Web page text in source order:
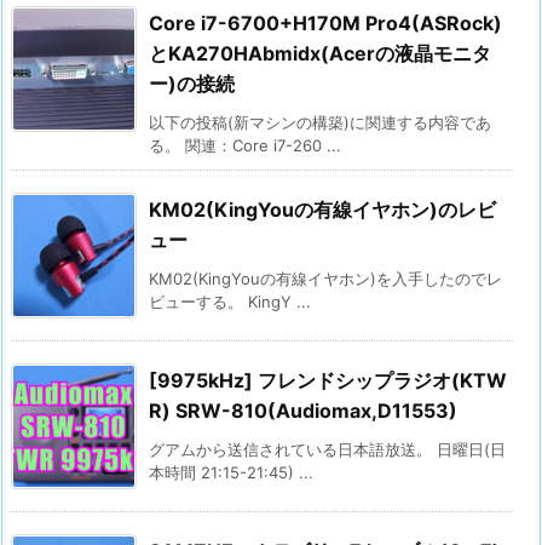
Core i7-6700+H170M Pro4(ASRock)
とKA270HAbmidx(Acerの液晶モニタ
ー)の接続
以下の投稿(新マシンの構築)に関連する内容であ
る。 関連：Core i7-260 ...
KM02(KingYouの有線イヤホン)のレビ
ュー
KM02(KingYouの有線イヤホン)を入手したのでレ
ビューする。 KingY ...
[9975kHz] フレンドシップラジオ(KTW
R) SRW-810(Audiomax,D11553)
グアムから送信されている日本語放送。 日曜日(日
本時間 21:15-21:45) ...